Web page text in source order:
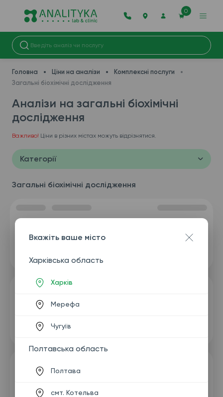
0
Головна Ціни на аналізи
Комплексні послуги
Загальні біохімічні дослідження
Аналізи на загальні біохімічні
дослідження
Важливо! Ціни в різних містах можуть відрізнятися.
Категорії
Загальні біохімічні дослідження
Вкажіть ваше місто
Харківська область
Харків
Мерефа
Чугуїв
Полтавська область
Полтава
смт. Котельва